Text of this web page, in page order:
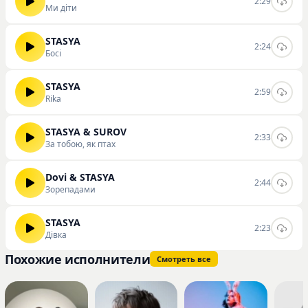
Ми діти
STASYA
Босі
2:24
STASYA
Rika
2:59
STASYA & SUROV
За тобою, як птах
2:33
Dovi & STASYA
Зорепадами
2:44
STASYA
Дівка
2:23
Похожие исполнители Смотреть все